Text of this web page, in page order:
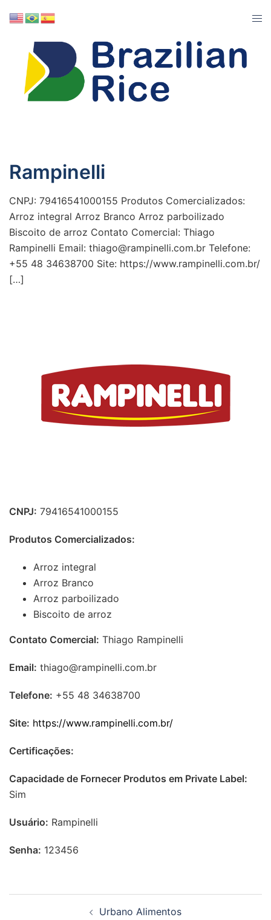
Rampinelli
CNPJ: 79416541000155 Produtos Comercializados:
Arroz integral Arroz Branco Arroz parboilizado
Biscoito de arroz Contato Comercial: Thiago
Rampinelli Email: thiago@rampinelli.com.br Telefone:
+55 48 34638700 Site: https://www.rampinelli.com.br/
[…]
CNPJ: 79416541000155
Produtos Comercializados:
Arroz integral
Arroz Branco
Arroz parboilizado
Biscoito de arroz
Contato Comercial: Thiago Rampinelli
Email: thiago@rampinelli.com.br
Telefone: +55 48 34638700
Site: https://www.rampinelli.com.br/
Certificações:
Capacidade de Fornecer Produtos em Private Label:
Sim
Usuário: Rampinelli
Senha: 123456
Urbano Alimentos